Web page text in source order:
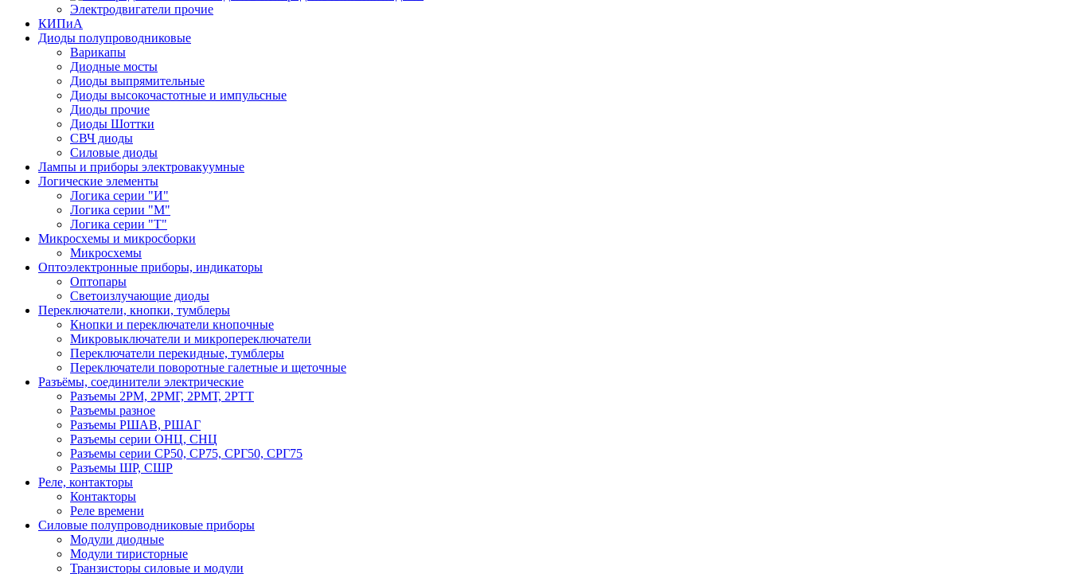
Электродвигатели прочие
КИПиА
Диоды полупроводниковые
Варикапы
Диодные мосты
Диоды выпрямительные
Диоды высокочастотные и импульсные
Диоды прочие
Диоды Шоттки
СВЧ диоды
Силовые диоды
Лампы и приборы электровакуумные
Логические элементы
Логика серии "И"
Логика серии "М"
Логика серии "Т"
Микросхемы и микросборки
Микросхемы
Оптоэлектронные приборы, индикаторы
Оптопары
Светоизлучающие диоды
Переключатели, кнопки, тумблеры
Кнопки и переключатели кнопочные
Микровыключатели и микропереключатели
Переключатели перекидные, тумблеры
Переключатели поворотные галетные и щеточные
Разъёмы, соединители электрические
Разъемы 2РМ, 2РМГ, 2РМТ, 2РТТ
Разъемы разное
Разъемы РШАВ, РШАГ
Разъемы серии ОНЦ, СНЦ
Разъемы серии СР50, СР75, СРГ50, СРГ75
Разъемы ШР, СШР
Реле, контакторы
Контакторы
Реле времени
Силовые полупроводниковые приборы
Модули диодные
Модули тиристорные
Транзисторы силовые и модули